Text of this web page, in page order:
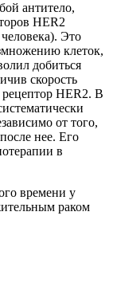
антитело,
HER2
Это
клеток,
добиться
скорость
рецептор HER2. В
от того,
нее. Его
в
времени у
раком